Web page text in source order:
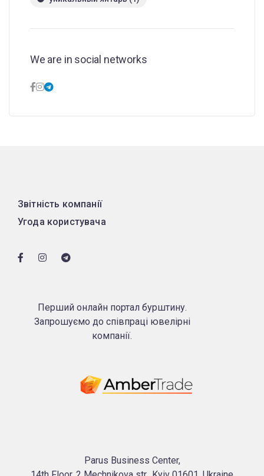
We are in social networks
Звітність компанії
Угода користувача
Перший онлайн портал бурштину.
Запрошуємо до співпраці ювелірні
компанії.
Parus Business Center,